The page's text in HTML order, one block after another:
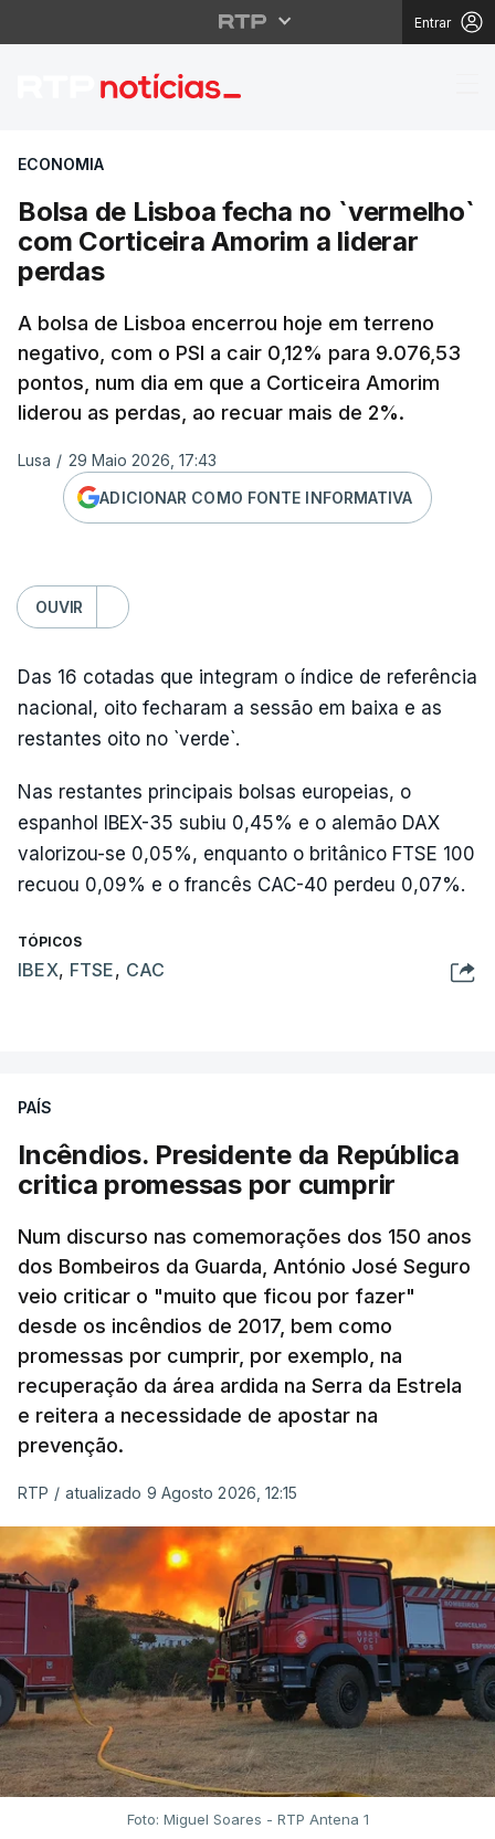
Entrar
Bolsa de Lisboa
ECONOMIA
Bolsa de Lisboa fecha no `vermelho`
com Corticeira Amorim a liderar
perdas
A bolsa de Lisboa encerrou hoje em terreno
negativo, com o PSI a cair 0,12% para 9.076,53
pontos, num dia em que a Corticeira Amorim
liderou as perdas, ao recuar mais de 2%.
Lusa / 29 Maio 2026, 17:43
ADICIONAR COMO FONTE INFORMATIVA
OUVIR
Das 16 cotadas que integram o índice de referência
nacional, oito fecharam a sessão em baixa e as
restantes oito no `verde`.
Nas restantes principais bolsas europeias, o
espanhol IBEX-35 subiu 0,45% e o alemão DAX
valorizou-se 0,05%, enquanto o britânico FTSE 100
recuou 0,09% e o francês CAC-40 perdeu 0,07%.
TÓPICOS
IBEX, FTSE, CAC
PAÍS
Incêndios. Presidente da República
critica promessas por cumprir
Num discurso nas comemorações dos 150 anos
dos Bombeiros da Guarda, António José Seguro
veio criticar o "muito que ficou por fazer"
desde os incêndios de 2017, bem como
promessas por cumprir, por exemplo, na
recuperação da área ardida na Serra da Estrela
e reitera a necessidade de apostar na
prevenção.
RTP / atualizado 9 Agosto 2026, 12:15
Foto: Miguel Soares - RTP Antena 1